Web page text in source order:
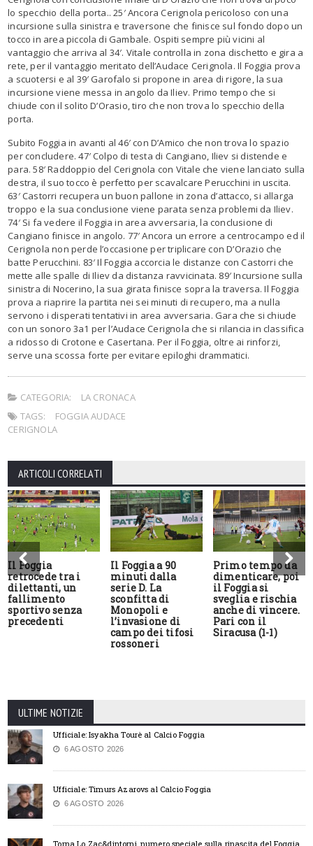
lo specchio della porta.. 25′ Ancora Cerignola pericoloso con una
incursione sulla sinistra e traversone che finisce sul fondo dopo un
tocco in area piccola di Gambale. Ospiti sempre più vicini al
vantaggio che arriva al 34′. Vitale controlla in zona dischetto e gira a
rete, per il vantaggio meritato dell’Audace Cerignola. Il Foggia prova
a scuotersi e al 39′ Garofalo si propone in area di rigore, la sua
incursione viene messa in angolo da Iliev. Primo tempo che si
chiude con il solito D’Orasio, tiro che non trova lo specchio della
porta.
Subito Foggia in avanti al 46′ con D’Amico che non trova lo spazio
per concludere. 47′ Colpo di testa di Cangiano, Iliev si distende e
para. 58′ Raddoppio del Cerignola con Vitale che viene lanciato sulla
destra, il suo tocco è perfetto per scavalcare Perucchini in uscita.
63′ Castorri recupera un buon pallone in zona d’attacco, si allarga
troppo e la sua conclusione viene parata senza problemi da Iliev.
74′ Si fa vedere il Foggia in area avversaria, la conclusione di
Cangiano finisce in angolo. 77′ Ancora un errore a centrocampo ed il
Cerignola non perde l’occasione per triplicare con D’Orazio che
batte Perucchini. 83′ Il Foggia accorcia le distanze con Castorri che
mette alle spalle di Iliev da distanza ravvicinata. 89′ Incursione sulla
sinistra di Nocerino, la sua girata finisce sopra la traversa. Il Foggia
prova a riaprire la partita nei sei minuti di recupero, ma a nulla
servono i disperati tentativi in area avversaria. Gara che si chiude
con un sonoro 3a1 per l’Audace Cerignola che si rilancia in classifica
a ridosso di Crotone e Casertana. Per il Foggia, oltre ai rinforzi,
serve una scossa forte per evitare epiloghi drammatici.
CATEGORIA:
LA CRONACA
TAGS:
FOGGIA AUDACE
CERIGNOLA
ARTICOLI CORRELATI
Il Foggia
retrocede tra i
dilettanti, un
fallimento
sportivo senza
precedenti
Il Foggia a 90
minuti dalla
serie D. La
sconfitta di
Monopoli e
l’invasione di
campo dei tifosi
rossoneri
Primo tempo da
dimenticare, poi
il Foggia si
sveglia e rischia
anche di vincere.
Pari con il
Siracusa (1-1)
ULTIME NOTIZIE
Ufficiale: Isyakha Tourè al Calcio Foggia
6 AGOSTO 2026
Ufficiale: Timurs Azarovs al Calcio Foggia
6 AGOSTO 2026
Torna Lo Zac&dintorni, numero speciale sulla rinascita del Foggia.